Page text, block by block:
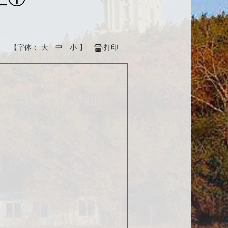
【字体： 大 中 小 】 打印